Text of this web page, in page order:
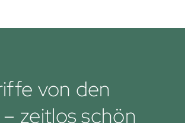
von den
zeitlos schön